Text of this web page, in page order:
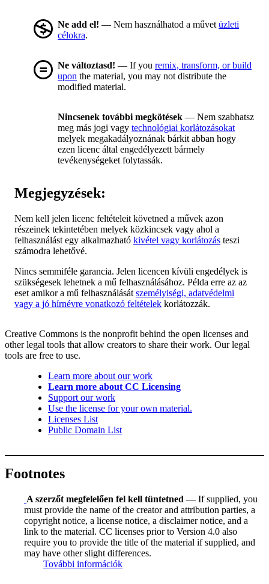
Ne add el! — Nem használhatod a művet üzleti
célokra.
Ne változtasd! — If you remix, transform, or build
upon the material, you may not distribute the
modified material.
Nincsenek további megkötések — Nem szabhatsz
meg más jogi vagy technológiai korlátozásokat
melyek megakadályoznának bárkit abban hogy
ezen licenc által engedélyezett bármely
tevékenységeket folytassák.
Megjegyzések:
Nem kell jelen licenc feltételeit követned a művek azon
részeinek tekintetében melyek közkincsek vagy ahol a
felhasználást egy alkalmazható kivétel vagy korlátozás teszi
számodra lehetővé.
Nincs semmiféle garancia. Jelen licencen kívüli engedélyek is
szükségesek lehetnek a mű felhasználásához. Példa erre az az
eset amikor a mű felhasználását személyiségi, adatvédelmi
vagy a jó hírnévre vonatkozó feltételek korlátozzák.
Creative Commons is the nonprofit behind the open licenses and
other legal tools that allow creators to share their work. Our legal
tools are free to use.
Learn more about our work
Learn more about CC Licensing
Support our work
Use the license for your own material.
Licenses List
Public Domain List
Footnotes
A szerzőt megfelelően fel kell tüntetned — If supplied, you
must provide the name of the creator and attribution parties, a
copyright notice, a license notice, a disclaimer notice, and a
link to the material. CC licenses prior to Version 4.0 also
require you to provide the title of the material if supplied, and
may have other slight differences.
További információk